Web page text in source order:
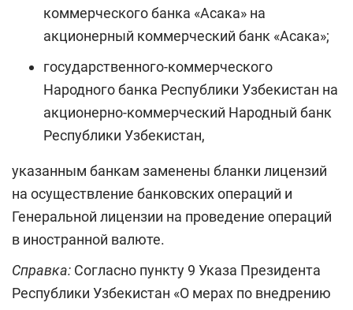
коммерческого банка «Асака» на
акционерный коммерческий банк «Асака»;
государственного-коммерческого
Народного банка Республики Узбекистан на
акционерно-коммерческий Народный банк
Республики Узбекистан,
указанным банкам заменены бланки лицензий
на осуществление банковских операций и
Генеральной лицензии на проведение операций
в иностранной валюте.
Справка: Согласно пункту 9 Указа Президента
Республики Узбекистан «О мерах по внедрению